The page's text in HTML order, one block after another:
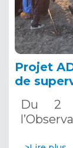
Projet
de
Du 2